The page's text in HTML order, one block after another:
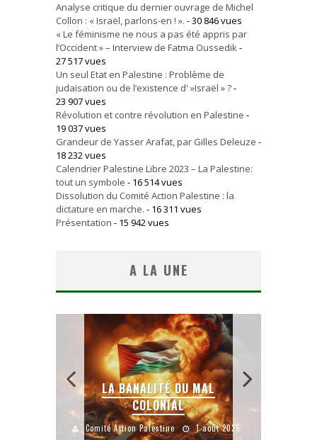
Analyse critique du dernier ouvrage de Michel
Collon : « Israël, parlons-en ! ». - 30 846 vues
« Le féminisme ne nous a pas été appris par
l’Occident » – Interview de Fatma Oussedik -
27 517 vues
Un seul Etat en Palestine : Problème de
judaïsation ou de l’existence d' »Israël » ?-
23 907 vues
Révolution et contre révolution en Palestine -
19 037 vues
Grandeur de Yasser Arafat, par Gilles Deleuze -
18 232 vues
Calendrier Palestine Libre 2023 – La Palestine:
tout un symbole - 16 514 vues
Dissolution du Comité Action Palestine : la
dictature en marche. - 16 311 vues
Présentation - 15 942 vues
A LA UNE
LA BANALITÉ DU MAL
COLONIAL
Comité Action Palestine 1 août 2026